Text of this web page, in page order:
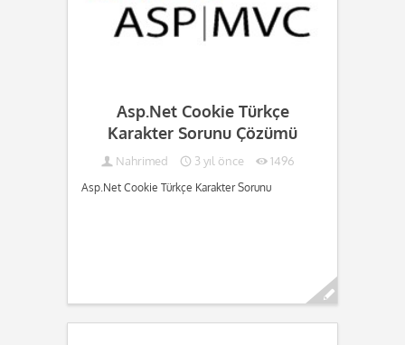
Asp.Net Cookie Türkçe
Karakter Sorunu Çözümü
Nahrimed 3 yıl önce 1496
Asp.Net Cookie Türkçe Karakter Sorunu